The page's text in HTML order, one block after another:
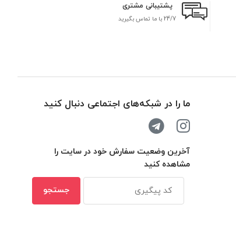
پشتیبانی مشتری
24/7 با ما تماس بگیرید
ما را در شبکه‌های اجتماعی دنبال کنید
آخرین وضعیت سفارش خود در سایت را
مشاهده کنید